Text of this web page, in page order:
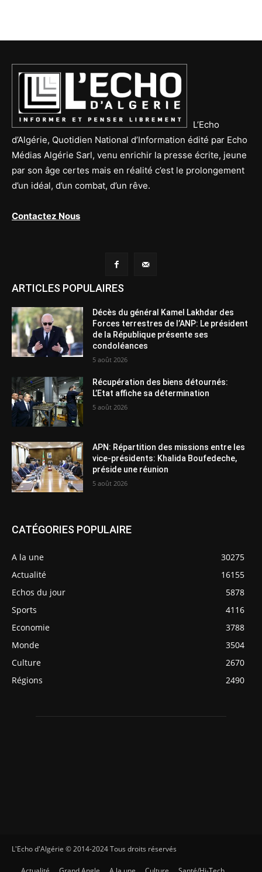
L’Echo
d’Algérie, Quotidien National d’Information édité par Echo
Médias Algérie Sarl, venu enrichir la presse écrite, jeune
par son âge certes mais en réalité c’est le prolongement
d’un idéal, d’un combat, d’un rêve.
Contactez Nous
ARTICLES POPULAIRES
Décès du général Kamel Lakhdar des
Forces terrestres de l’ANP: Le président
de la République présente ses
condoléances
5 août 2026
Récupération des biens détournés:
L’Etat affiche sa détermination
5 août 2026
APN: Répartition des missions entre les
vice-présidents: Khalida Boufedeche,
préside une réunion
5 août 2026
CATÉGORIES POPULAIRE
A la une
30275
Actualité
16155
Echos du jour
5878
Sports
4116
Economie
3788
Monde
3504
Culture
2670
Régions
2490
L'Echo d'Algérie © 2014-2024 Tous droits réservés